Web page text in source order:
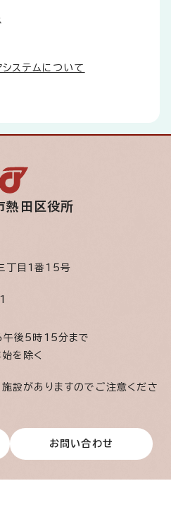
ステムについて
熱田区役所
丁目1番15号
後5時15分まで
を除く
設がありますのでご注意くださ
お問い合わせ